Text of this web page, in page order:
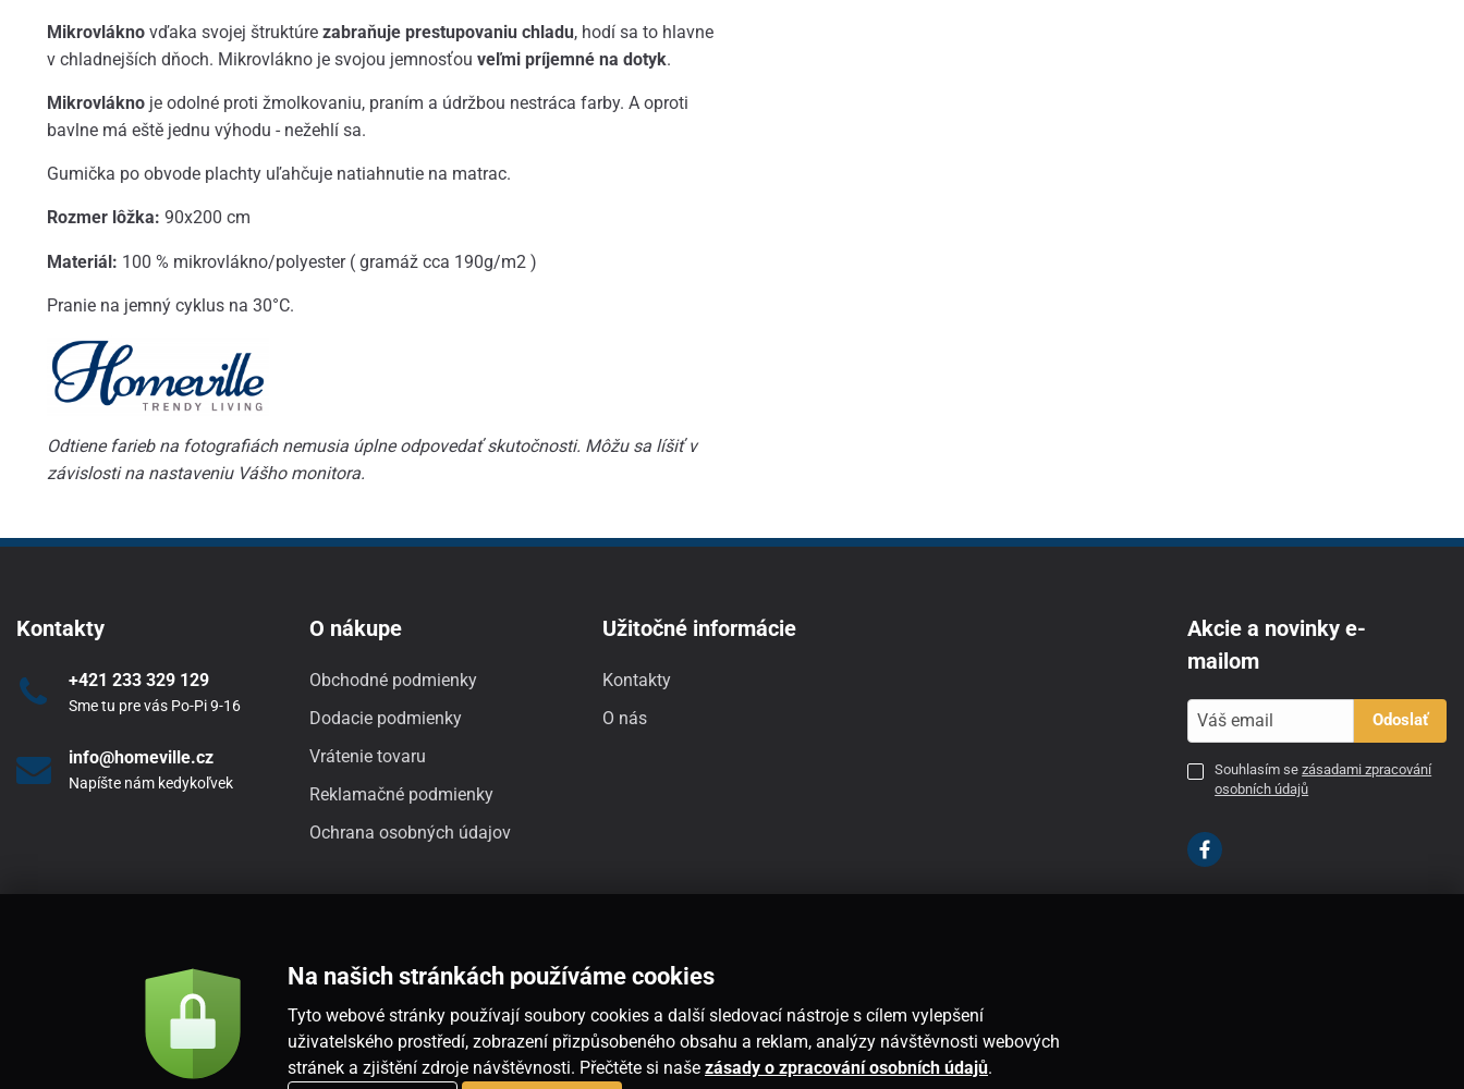
Mikrovláknovďaka svojej štruktúre zabraňuje prestupovaniu chladu, hodí sa to hlavne
v chladnejších dňoch. Mikrovlákno je svojou jemnosťou veľmi príjemné na dotyk.
Mikrovláknoje odolné proti žmolkovaniu, praním a údržbou nestráca farby. A oproti
bavlne má eště jednu výhodu - nežehlí sa.
Gumička po obvode plachty uľahčuje natiahnutie na matrac.
Rozmer lôžka: 90x200 cm
Materiál: 100 % mikrovlákno/polyester ( gramáž cca 190g/m2 )
Pranie na jemný cyklus na 30°C.
Odtiene farieb na fotografiách nemusia úplne odpovedať skutočnosti. Môžu sa líšiť v
závislosti na nastaveniu Vášho monitora.
Kontakty
+421 233 329 129
Sme tu pre vás Po-Pi 9-16
info@homeville.cz
Napíšte nám kedykoľvek
O nákupe
Obchodné podmienky
Dodacie podmienky
Vrátenie tovaru
Reklamačné podmienky
Ochrana osobných údajov
Užitočné informácie
Kontakty
O nás
Akcie a novinky e-
mailom
Odoslať
Souhlasím sezásadami zpracování
osobních údajů
Na našich stránkách používáme cookies
Tyto webové stránky používají soubory cookies a další sledovací nástroje s cílem vylepšení
uživatelského prostředí, zobrazení přizpůsobeného obsahu a reklam, analýzy návštěvnosti webových
stránek a zjištění zdroje návštěvnosti. Přečtěte si naše zásady o zpracování osobních údajů.